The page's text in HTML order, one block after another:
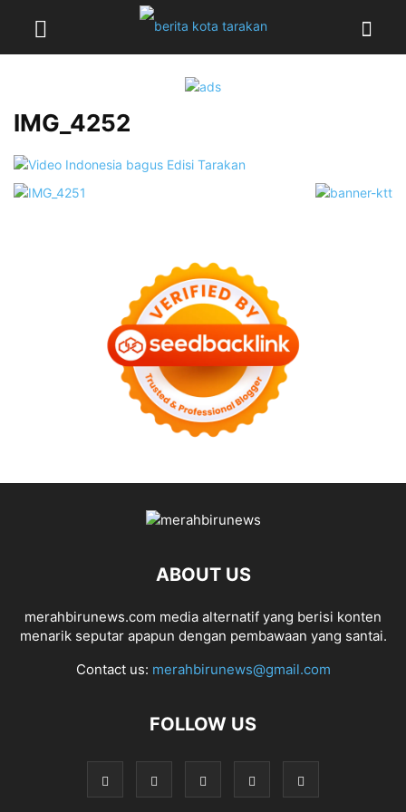
IMG_4252
ABOUT US
merahbirunews.com media alternatif yang berisi konten
menarik seputar apapun dengan pembawaan yang santai.
Contact us: merahbirunews@gmail.com
FOLLOW US